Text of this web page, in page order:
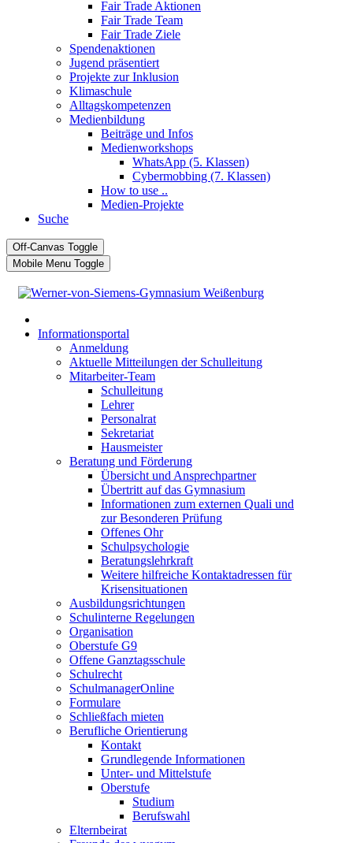
Fair Trade Aktionen
Fair Trade Team
Fair Trade Ziele
Spendenaktionen
Jugend präsentiert
Projekte zur Inklusion
Klimaschule
Alltagskompetenzen
Medienbildung
Beiträge und Infos
Medienworkshops
WhatsApp (5. Klassen)
Cybermobbing (7. Klassen)
How to use ..
Medien-Projekte
Suche
Off-Canvas Toggle
Mobile Menu Toggle
Informationsportal
Anmeldung
Aktuelle Mitteilungen der Schulleitung
Mitarbeiter-Team
Schulleitung
Lehrer
Personalrat
Sekretariat
Hausmeister
Beratung und Förderung
Übersicht und Ansprechpartner
Übertritt auf das Gymnasium
Informationen zum externen Quali und
zur Besonderen Prüfung
Offenes Ohr
Schulpsychologie
Beratungslehrkraft
Weitere hilfreiche Kontaktadressen für
Krisensituationen
Ausbildungsrichtungen
Schulinterne Regelungen
Organisation
Oberstufe G9
Offene Ganztagsschule
Schulrecht
SchulmanagerOnline
Formulare
Schließfach mieten
Berufliche Orientierung
Kontakt
Grundlegende Informationen
Unter- und Mittelstufe
Oberstufe
Studium
Berufswahl
Elternbeirat